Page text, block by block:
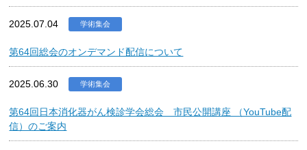
2025.07.04 学術集会
第64回総会のオンデマンド配信について
2025.06.30 学術集会
第64回日本消化器がん検診学会総会 市民公開講座 （YouTube配
信）のご案内